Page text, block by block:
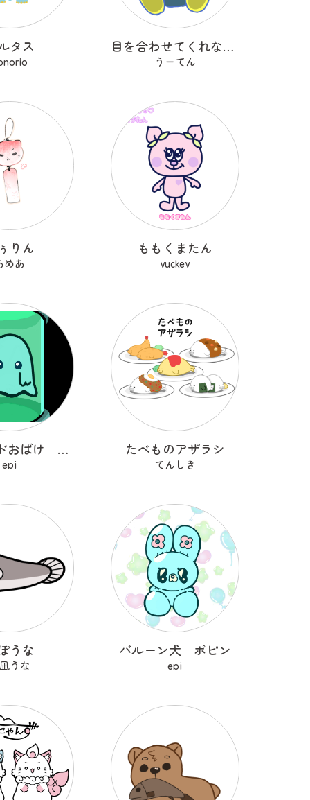
タス 目を合わせてくれないコバンザメちゃん
うーてん
りん
めあ
ももくまたん
yuckey
培養ポッドおばけ フライトン
epi
たべものアザラシ
てんしき
うな
うな
バルーン犬 ポピン
epi